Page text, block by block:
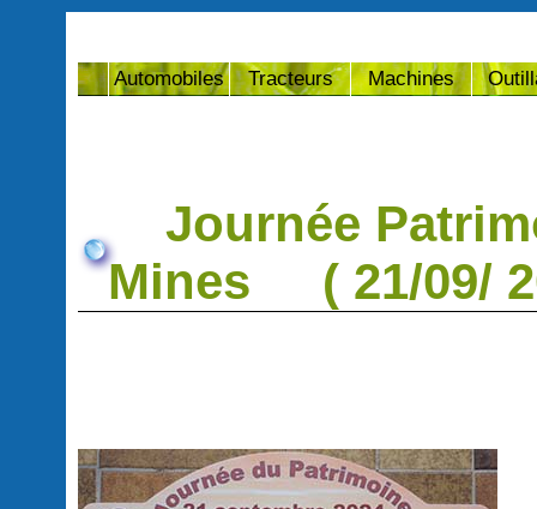
Automobiles Tracteurs Machines
Journée
Mines ( 21/09/